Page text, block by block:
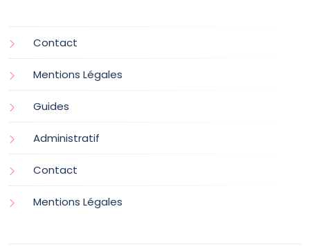
Contact
Mentions Légales
Guides
Administratif
Contact
Mentions Légales